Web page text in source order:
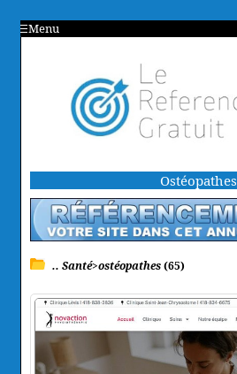
Menu
Ostéopathes
.. Santé>ostéopathes(65)